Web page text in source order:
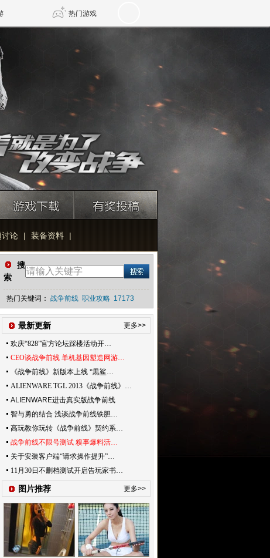
热门游戏
由 诛仙世界 新仙侠5
讨论 | 装备资料 |
搜
索
热门关键词： 战争前线 职业攻略 17173
最新更新 更多>>
欢庆“828”官方论坛踩楼活动开…
CEO谈战争前线 单机基因塑造网游…
《战争前线》新版本上线 “黒鲨…
ALIENWARE TGL 2013《战争前线》…
ALIENWARE进击真实版战争前线
智与勇的结合 浅谈战争前线铁胆…
高玩教你玩转《战争前线》契约系…
战争前线不限号测试 糗事爆料活…
关于安装客户端“请求操作提升”…
11月30日不删档测试开启告玩家书…
图片推荐 更多>>